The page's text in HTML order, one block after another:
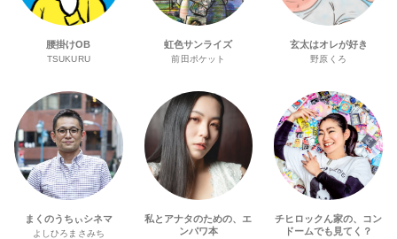
腰掛けOB
TSUKURU
虹色サンライズ
前田ポケット
玄太はオレが好き
野原くろ
まくのうちぃシネマ
よしひろまさみち
私とアナタのための、エ
ンパワ本
チヒロックん家の、コン
ドームでも見てく？